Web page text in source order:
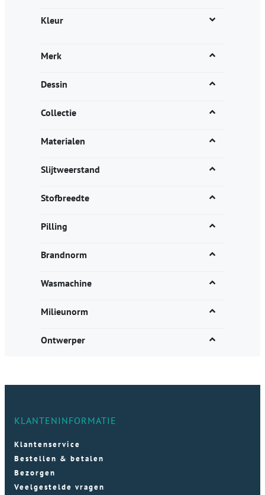
Kleur
Merk
Dessin
Collectie
Materialen
Slijtweerstand
Stofbreedte
Pilling
Brandnorm
Wasmachine
Milieunorm
Ontwerper
KLANTENINFORMATIE
Klantenservice
Bestellen & betalen
Bezorgen
Veelgestelde vragen